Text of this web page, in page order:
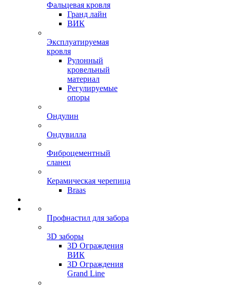
Фальцевая кровля
Гранд лайн
ВИК
Эксплуатируемая
кровля
Рулонный
кровельный
материал
Регулируемые
опоры
Ондулин
Ондувилла
Фиброцементный
сланец
Керамическая черепица
Braas
Профнастил для забора
3D заборы
3D Ограждения
ВИК
3D Ограждения
Grand Line